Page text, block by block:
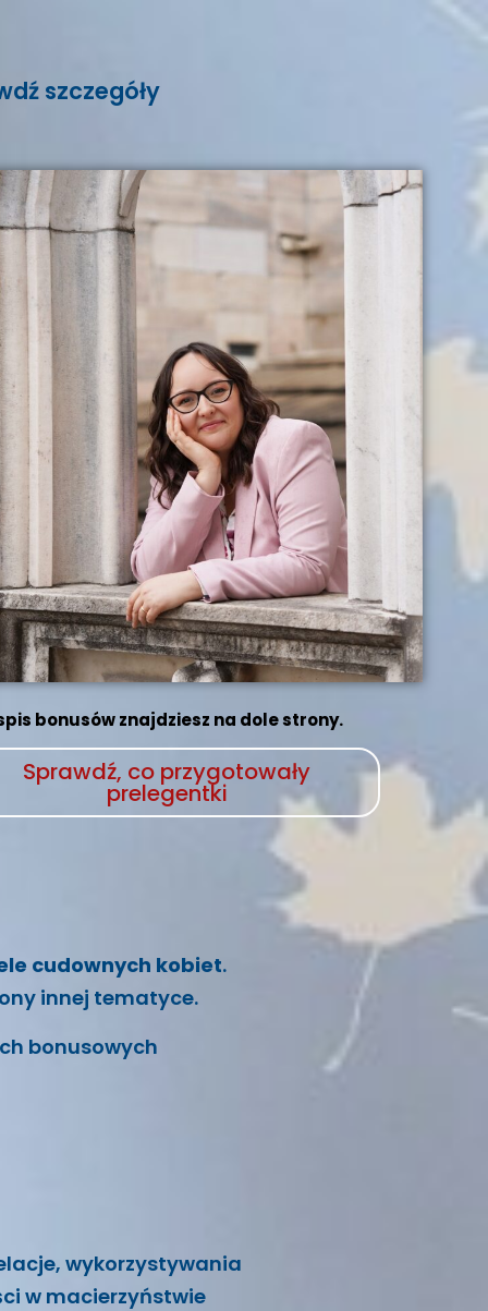
szczegóły
bonusów znajdziesz na dole strony.
Sprawdź, co przygotowały
prelegentki
cudownych kobiet.
innej tematyce.
bonusowych
wykorzystywania
w macierzyństwie